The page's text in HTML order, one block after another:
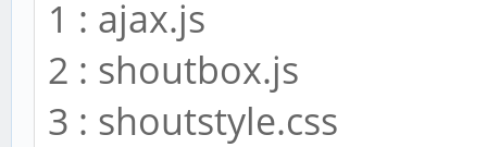
1 : ajax.js
2 : shoutbox.js
3 : shoutstyle.css